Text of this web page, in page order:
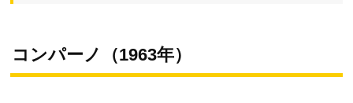
コンパーノ（1963年）